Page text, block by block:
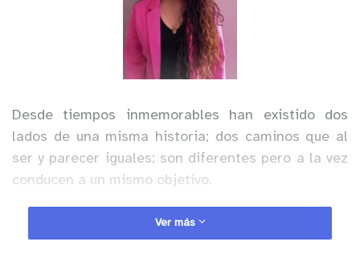
Desde tiempos inmemorables han existido dos
lados de una misma historia; dos caminos que al
ser y parecer iguales; son diferentes pero a la vez
conducen a un mismo objetivo.
Anuncio Patrocinado
Ver más